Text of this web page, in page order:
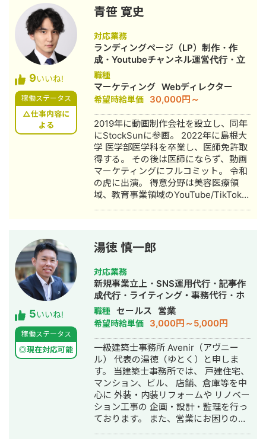
26歳で退職。国家資格取得を目指し医
療短期大学へ入学。 ■ 柔道整復師 国
家資格取得・整形外科入職 資格取得
後、岐阜県内の整形外科クリニックに
入職。臨床の現場で集客・経営課題を
肌で感じ、デジタルマーケティングへ
の関心が深まる。 ■ 誠美接骨院 創
業・FC学習塾 オーナー就任 岐阜県に
「誠美接骨院」を開業。県下初の取り
組みとして交通事故専門弁護士法人と
の業務提携を締結し、客単価80,000円
の高単価ビジネスモデルを確立。その
後、FC学習塾「キミノスクール岐阜
校」のオーナーとしても教育事業に参
入。自院・塾の集客でSNSやLINEを活
用したデジタルマーケティングを実
践・検証する中で、中小企業向けの
Webコンサルティング事業を開始。現
13年目） 「地域の利益を生み出し課題
解決を実現する（Regional Yield
Solution REALIZE）」をミッションに
掲げ、岐阜県を拠点に全国の中小企
業・スタートアップを対象としたSNS
プロモーション・デジタルPR戦略支援
事業を展開。 Instagram・X・
TikTok・YouTube・LINEの全SNSプラ
ットフォームに対応した一気通貫の伴
走型PR支援を提供し、累計支援実績
300社以上。Lステップ正規代理店・iス
テップ正規代理店として、LINE・
Instagramの自動化支援にも対応。 代
理店ビジネスでは1年間で174社の加盟
獲得・売上9,500万円を達成するなど、
地方発のデジタルマーケティング会社
として実績を積み上げています。
9いいね!
稼働ステータス
△仕事内容に
よる
青笹 寛史
対応業務
ランディングページ（LP）制作・作
成・Youtubeチャンネル運営代行・立
ち上げ・新規事業立上・SNS運用代
行・キャスティング・動画制作・動画
編集
職種
マーケティング Webディレクター
希望時給単価 30,000円～
2019年に動画制作会社を設立し、同年
にStockSunに参画。 2022年に島根大
学 医学部医学科を卒業し、医師免許取
得する。 その後は医師にならず、動画
マーケティングにフルコミット。 令和
の虎に出演。 得意分野は美容医療領
域、教育事業領域のYouTube/TikTokの
5いいね!
稼働ステータス
◎現在対応可能
湯徳 慎一郎
対応業務
新規事業立上・SNS運用代行・記事作
成代行・ライティング・事務代行・ホ
ームページ制作・作成・営業代行
職種 セールス 営業
希望時給単価 3,000円～5,000円
一級建築士事務所 Avenir（アヴニー
ル） 代表の湯徳（ゆとく）と申しま
す。 当建築士事務所では、 戸建住宅、
マンション、ビル、 店舗、倉庫等を中
心に 外装・内装リフォームや リノベー
ション工事の 企画・設計・監理を行っ
ております。 また、営業にお困りの工